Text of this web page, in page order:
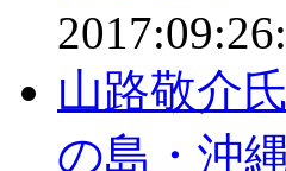
山路敬介
の島・沖